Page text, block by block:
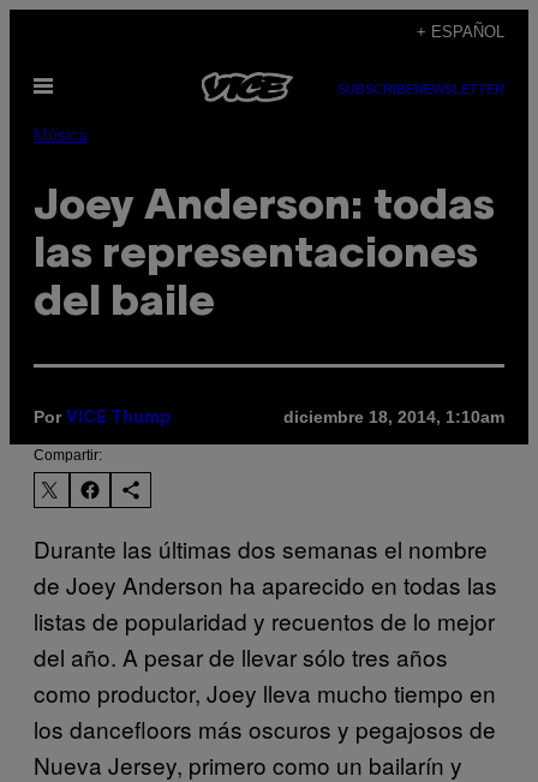
contenido
+ ESPAÑOL
Abrir
SUBSCRIBENEWSLETTER
Música
Joey Anderson: todas
las representaciones
del baile
Por VICE Thump diciembre 18, 2014, 1:10am
Compartir:
Durante las últimas dos semanas el nombre
de Joey Anderson ha aparecido en todas las
listas de popularidad y recuentos de lo mejor
del año. A pesar de llevar sólo tres años
como productor, Joey lleva mucho tiempo en
los dancefloors más oscuros y pegajosos de
Nueva Jersey, primero como un bailarín y